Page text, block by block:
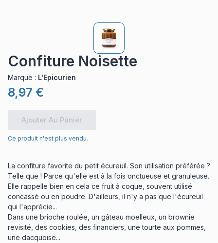
Confiture Noisette
Marque : L'Epicurien
8,97 €
Ajouter Au Panier
Ce produit n'est plus vendu.
La confiture favorite du petit écureuil. Son utilisation préférée ?
Telle que ! Parce qu'elle est à la fois onctueuse et granuleuse.
Elle rappelle bien en cela ce fruit à coque, souvent utilisé
concassé ou en poudre. D'ailleurs, il n'y a pas que l'écureuil
qui l'apprécie...
Dans une brioche roulée, un gâteau moelleux, un brownie
revisité, des cookies, des financiers, une tourte aux pommes,
une dacquoise...